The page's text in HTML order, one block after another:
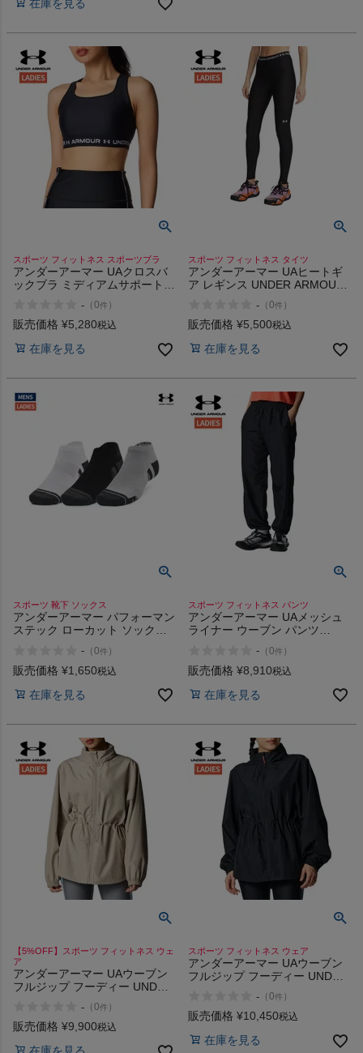
在庫を見る
スポーツ フィットネス スポーツブラ
アンダーアーマー UAクロスバ
ックブラ ミディアムサポート
Back Bra Medium Support
- （0件 ）
販売価格 ¥5,280税込
在庫を見る
スポーツ フィットネス タイツ
アンダーアーマー UAヒートギ
ア レギンス UNDER ARMOUR
- （0件 ）
販売価格 ¥5,500税込
在庫を見る
スポーツ 靴下 ソックス
アンダーアーマー パフォーマン
ステック ローカット ソックス
UNDER ARMOUR
- （0件 ）
販売価格 ¥1,650税込
在庫を見る
スポーツ フィットネス パンツ
アンダーアーマー UAメッシュ
ライナー ウーブン パンツ
Liner Woven Pants
- （0件 ）
販売価格 ¥8,910税込
在庫を見る
【5%OFF】スポーツ フィットネス ウェ
ア
アンダーアーマー UAウーブン
フルジップ フーディー UNDER
- （0件 ）
販売価格 ¥9,900税込
スポーツ フィットネス ウェア
アンダーアーマー UAウーブン
フルジップ フーディー UNDER
- （0件 ）
販売価格 ¥10,450税込
在庫を見る